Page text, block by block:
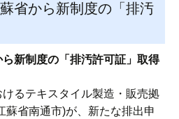
省から新制度の「排汚
新制度の「排汚許可証」取得
るテキスタイル製造・販売拠
蘇省南通市)が、新たな排出申